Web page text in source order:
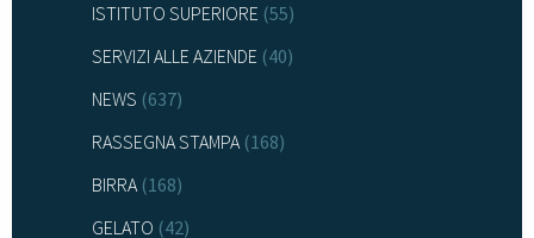
ISTITUTO SUPERIORE (55)
SERVIZI ALLE AZIENDE (40)
NEWS (637)
RASSEGNA STAMPA(168)
BIRRA(168)
GELATO (42)